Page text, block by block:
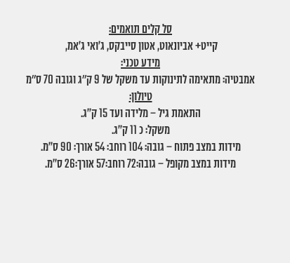
סל קלים תואמים:
קייט+ אביונאוט, אטון סייבקס, ג’ואי ג’אמ,
מידע טכני:
אמבטיה: מתאימה לתינוקות עד משקל של 9 ק״ג וגובה 70 ס״מ
טיולון:
התאמת גיל – מלידה ועד 15 ק”ג.
משקל: כ 11 ק”ג.
מידות במצב פתוח – גובה: 104 רוחב: 54 אורך: 90 ס”מ.
מידות במצב מקופל – גובה:72 רוחב:57 אורך:26 ס”מ.